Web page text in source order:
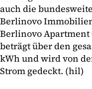
auch die
Berlinovo
Berlinovo Apartment
beträgt über den
kWh und wird von
Strom gedeckt. (hil)